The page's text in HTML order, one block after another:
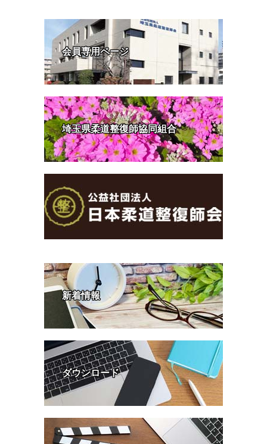
会員専用ページ
埼玉県柔道整復師協同組合
新着情報
ダウンロード